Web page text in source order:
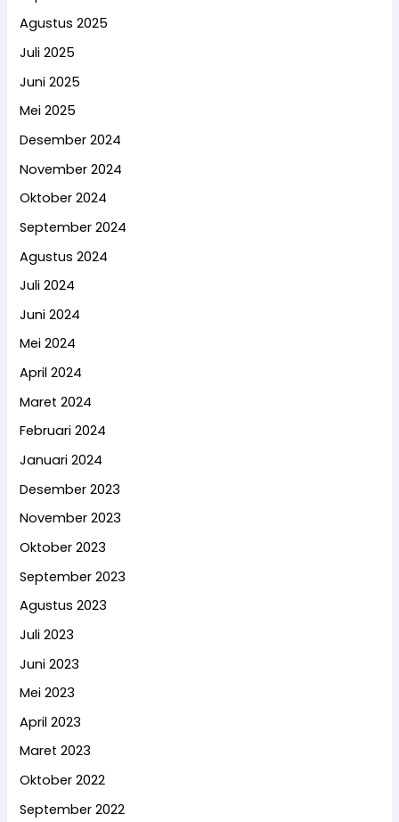
Agustus 2025
Juli 2025
Juni 2025
Mei 2025
Desember 2024
November 2024
Oktober 2024
September 2024
Agustus 2024
Juli 2024
Juni 2024
Mei 2024
April 2024
Maret 2024
Februari 2024
Januari 2024
Desember 2023
November 2023
Oktober 2023
September 2023
Agustus 2023
Juli 2023
Juni 2023
Mei 2023
April 2023
Maret 2023
Oktober 2022
September 2022